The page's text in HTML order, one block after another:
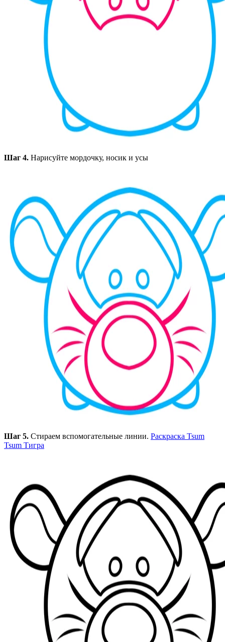
Шаг 4. Нарисуйте мордочку, носик и усы
Шаг 5. Стираем вспомогательные линии. Раскраска Tsum
Tsum Тигра